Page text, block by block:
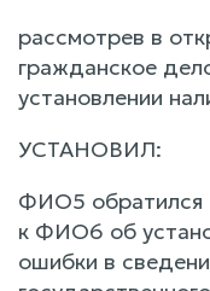
рассмотрев в
гражданское
установлении
УСТАНОВИЛ:
ФИО5 обратился
к ФИО6 об
ошибки в